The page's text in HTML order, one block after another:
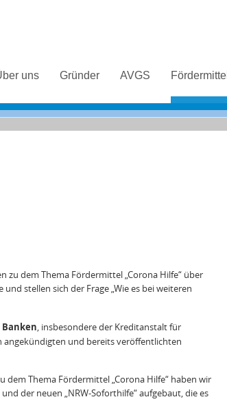
uns Gründer AVGS Fördermittel
zu dem Thema Fördermittel „Corona Hilfe“ über
stellen sich der Frage „Wie es bei weiteren
Banken, insbesondere der Kreditanstalt für
angekündigten und bereits veröffentlichten
Thema Fördermittel „Corona Hilfe“ haben wir
der neuen „NRW-Soforthilfe“ aufgebaut, die es